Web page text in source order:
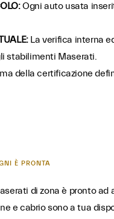
Ogni auto usata
La verifica interna
stabilimenti Maserati.
della certificazione
È PRONTA
di zona è pronto
e cabrio sono a tua